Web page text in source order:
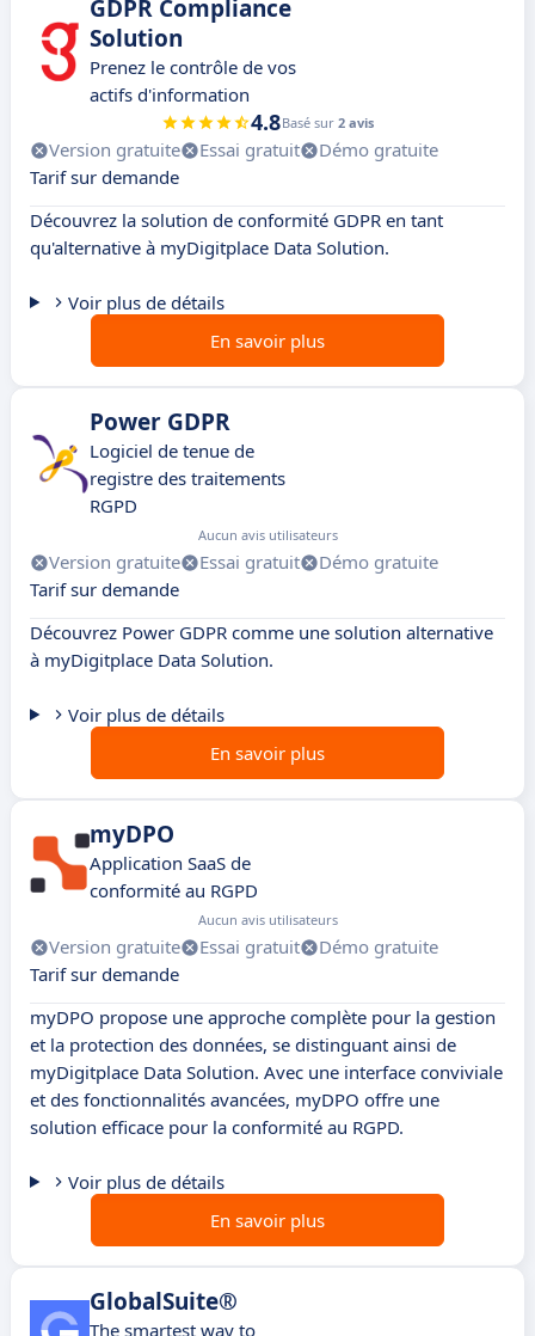
GDPR Compliance
Solution
Prenez le contrôle de vos
actifs d'information
4.8Basé sur 2 avis
Version gratuite Essai gratuit
Démo gratuite
Tarif sur demande
Découvrez la solution de conformité GDPR en tant
qu'alternative à myDigitplace Data Solution.
Voir plus de détails
En savoir plus
Power GDPR
Logiciel de tenue de
registre des traitements
RGPD
Aucun avis utilisateurs
Version gratuite Essai gratuit
Démo gratuite
Tarif sur demande
Découvrez Power GDPR comme une solution alternative
à myDigitplace Data Solution.
Voir plus de détails
En savoir plus
myDPO
Application SaaS de
conformité au RGPD
Aucun avis utilisateurs
Version gratuite Essai gratuit
Démo gratuite
Tarif sur demande
myDPO propose une approche complète pour la gestion
et la protection des données, se distinguant ainsi de
myDigitplace Data Solution. Avec une interface conviviale
et des fonctionnalités avancées, myDPO offre une
solution efficace pour la conformité au RGPD.
Voir plus de détails
En savoir plus
GlobalSuite®
The smartest way to